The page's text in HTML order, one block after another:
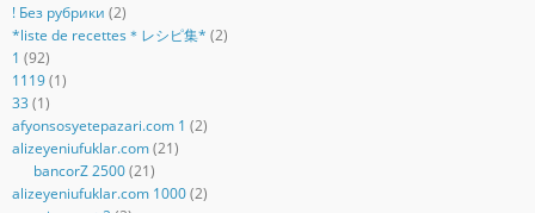
! Без рубрики (2)
*liste de recettes＊レシピ集* (2)
1 (92)
1119(1)
33 (1)
afyonsosyetepazari.com 1 (2)
alizeyeniufuklar.com(21)
bancorZ 2500(21)
alizeyeniufuklar.com 1000(2)